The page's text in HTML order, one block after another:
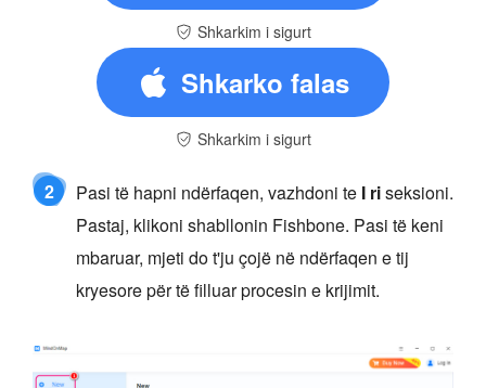
Shkarkim i sigurt
Shkarko falas
Shkarkim i sigurt
2 Pasi të hapni ndërfaqen, vazhdoni te I riseksioni.
Pastaj, klikoni shabllonin Fishbone. Pasi të keni
mbaruar, mjeti do t'ju çojë në ndërfaqen e tij
kryesore për të filluar procesin e krijimit.